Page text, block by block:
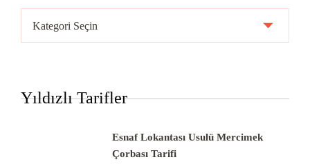
Yöntemleri
Yıldızlı Tarifler
Esnaf Lokantası Usulü Mercimek
Çorbası Tarifi